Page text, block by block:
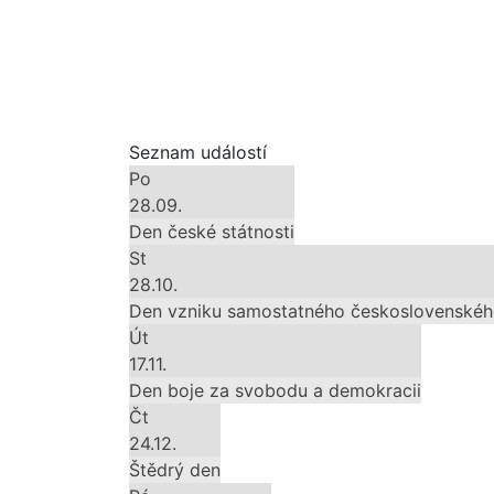
Seznam událostí
Po
28.09.
Den české státnosti
St
28.10.
Den vzniku samostatného
Út
17.11.
Den boje za svobodu a demokracii
Čt
24.12.
Štědrý den